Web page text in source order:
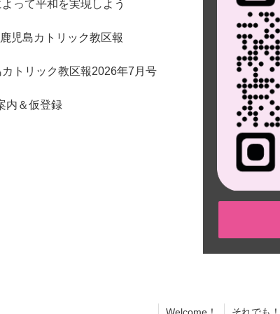
よって平和を実現しよう
児島カトリック教区報
カトリック教区報2026年7月号
内＆仮登録